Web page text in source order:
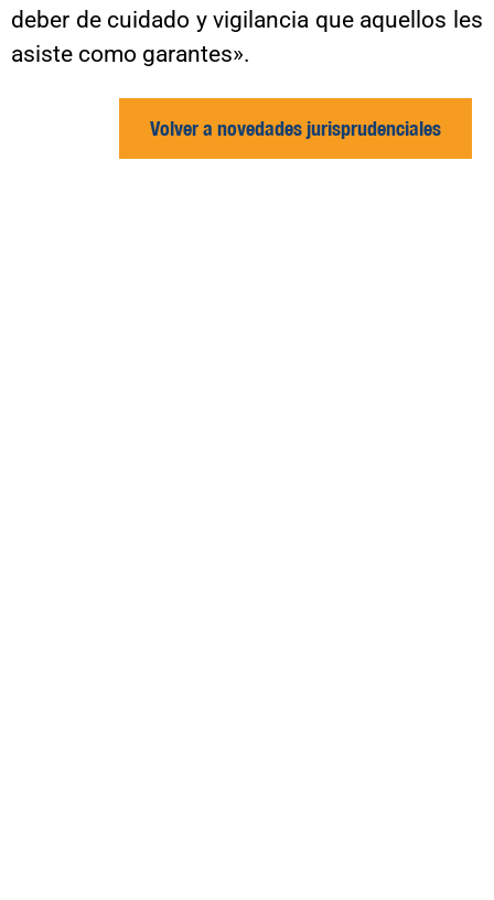
deber de cuidado y vigilancia que aquellos les
asiste como garantes».
Volver a novedades jurisprudenciales